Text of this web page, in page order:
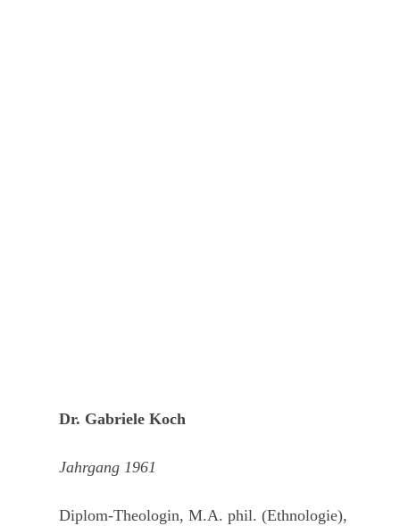
Dr. Gabriele Koch
Jahrgang 1961
Diplom-Theologin, M.A. phil. (Ethnologie),